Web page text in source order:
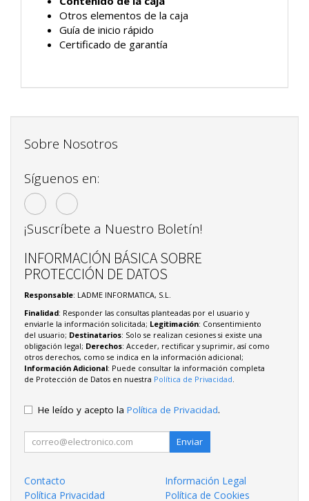
Otros elementos de la caja
Guía de inicio rápido
Certificado de garantía
Sobre Nosotros
Síguenos en:
¡Suscríbete a Nuestro Boletín!
INFORMACIÓN BÁSICA SOBRE
PROTECCIÓN DE DATOS
Responsable: LADME INFORMATICA, S.L.
Finalidad: Responder las consultas planteadas por el usuario y
enviarle la información solicitada; Legitimación: Consentimiento
del usuario; Destinatarios: Solo se realizan cesiones si existe una
obligación legal; Derechos: Acceder, rectificar y suprimir, así como
otros derechos, como se indica en la información adicional;
Información Adicional: Puede consultar la información completa
de Protección de Datos en nuestra Política de Privacidad.
He leído y acepto la Política de Privacidad.
Enviar
Contacto
Información Legal
Política Privacidad
Política de Cookies